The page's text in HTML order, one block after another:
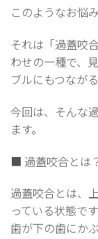
このようなお悩
それは「過蓋咬
わせの一種で、
ブルにもつなが
今回は、そんな
ます。
■ 過蓋咬合とは
過蓋咬合とは、
っている状態で
歯が下の歯にか